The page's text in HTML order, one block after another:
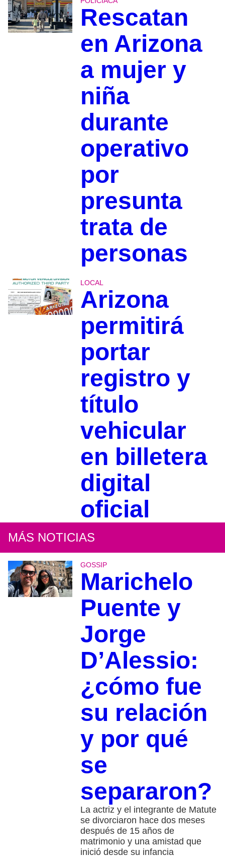
Rescatan
en Arizona
a mujer y
niña
durante
operativo
por
presunta
trata de
personas
LOCAL
Arizona
permitirá
portar
registro y
título
vehicular
en billetera
digital
oficial
MÁS NOTICIAS
GOSSIP
Marichelo
Puente y
Jorge
D’Alessio:
¿cómo fue
su relación
y por qué
se
separaron?
La actriz y el integrante de Matute
se divorciaron hace dos meses
después de 15 años de
matrimonio y una amistad que
inició desde su infancia